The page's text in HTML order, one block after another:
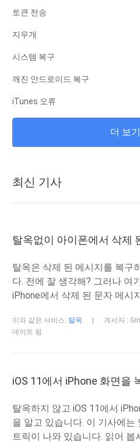
토큰 전송
지우개
시스템 복구
깨진 안드로이드 복구
iTunes 오류
iTunes
iOS 복구 모드
안드로이드 ROM
업그레이드
겨울 왕국
더 보기
최신 기사
탈옥없이 아이폰에서 삭제
탈옥은 삭제 된 메시지를 복구
다. 전에 잘 생각해? 그러나 여
iPhone에서 삭제 된 문자 메시
이와 같은 서비스: 탈옥 게시자 :
데이트 됨
iOS 11에서 iPhone 화면을
탈옥하지 않고 iOS 11에서
을 알고 있습니다. 이 기사에
트릭이 나와 있습니다. 읽어 봅